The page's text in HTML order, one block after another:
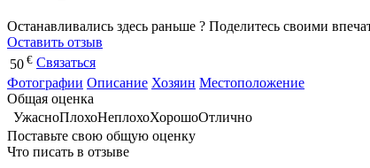
Останавливались здесь раньше ? Поделитесь своими
Оставить отзыв
50 € Связаться
Фотографии Описание Хозяин Местоположение
Общая оценка
УжасноПлохоНеплохоХорошоОтлично
Поставьте свою общую оценку
Что писать в отзыве